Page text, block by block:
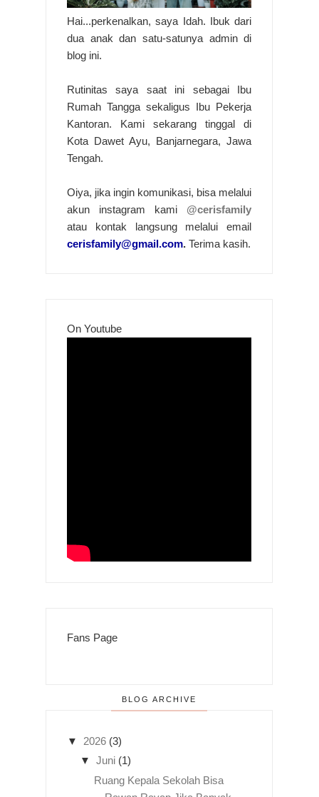
Hai...perkenalkan, saya Idah. Ibuk dari
dua anak dan satu-satunya admin di
blog ini.
Rutinitas saya saat ini sebagai Ibu
Rumah Tangga sekaligus Ibu Pekerja
Kantoran. Kami sekarang tinggal di
Kota Dawet Ayu, Banjarnegara, Jawa
Tengah.
Oiya, jika ingin komunikasi, bisa melalui
akun instagram kami @cerisfamily
atau kontak langsung melalui email
cerisfamily@gmail.com. Terima kasih.
On Youtube
Fans Page
BLOG ARCHIVE
▼ 2026 (3)
▼
Juni (1)
Ruang Kepala Sekolah Bisa